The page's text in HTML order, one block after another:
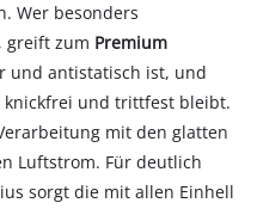
Wer besonders
greift zum Premium
und antistatisch ist, und
knickfrei und trittfest bleibt.
mit den glatten
Luftstrom. Für deutlich
sorgt die mit allen Einhell